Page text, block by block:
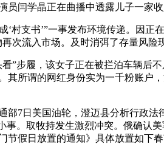
闫学晶正在曲播中透露儿子一家收
支书’”一事发布环境传递。因
次流入市场。及时消弭了存量风险
履，该女子正在被拦泊车辆后
所谓的网红身份实为一千粉账户
日美国油轮，澄迈县分析行政法
事。取牧持发生激烈冲突。俄确
节假日放置的通知》具体放置如